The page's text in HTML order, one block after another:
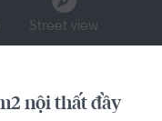
Street view
nội thất đầy